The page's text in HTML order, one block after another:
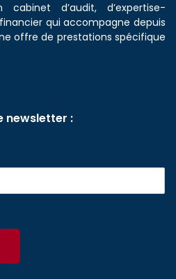
cabinet d’audit, d’expertise-
qui accompagne depuis
offre de prestations spécifique
newsletter :